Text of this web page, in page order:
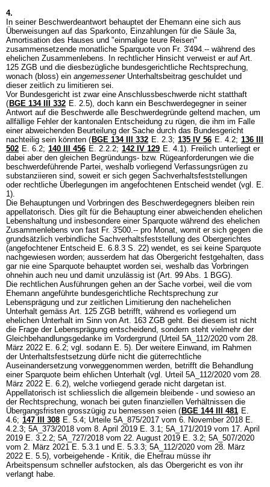
4.
In seiner Beschwerdeantwort behauptet der Ehemann eine sich aus
Überweisungen auf das Sparkonto, Einzahlungen für die Säule 3a,
Amortisation des Hauses und "einmalige teure Reisen"
zusammensetzende monatliche Sparquote von Fr. 3'494.-- während des
ehelichen Zusammenlebens. In rechtlicher Hinsicht verweist er auf Art.
125 ZGB und die diesbezügliche bundesgerichtliche Rechtsprechung,
wonach (bloss) ein angemessenerUnterhaltsbeitrag geschuldet und
dieser zeitlich zu limitieren sei.
Vor Bundesgericht ist zwar eine Anschlussbeschwerde nicht statthaft
( BGE 134 III 332 E. 2.5), doch kann ein Beschwerdegegner in seiner
Antwort auf die Beschwerde alle Beschwerdegründe geltend machen, um
allfällige Fehler der kantonalen Entscheidung zu rügen, die ihm im Falle
einer abweichenden Beurteilung der Sache durch das Bundesgericht
nachteilig sein könnten ( BGE 134 III 332 E. 2.3; 135 IV 56 E. 4.2; 136 III
502 E. 6.2; 140 III 456 E. 2.2.2; 142 IV 129 E. 4.1). Freilich unterliegt er
dabei aber den gleichen Begründungs- bzw. Rügeanforderungen wie die
beschwerdeführende Partei, weshalb vorliegend Verfassungsrügen zu
substanziieren sind, soweit er sich gegen Sachverhaltsfeststellungen
oder rechtliche Überlegungen im angefochtenen Entscheid wendet (vgl. E.
1).
Die Behauptungen und Vorbringen des Beschwerdegegners bleiben rein
appellatorisch. Dies gilt für die Behauptung einer abweichenden ehelichen
Lebenshaltung und insbesondere einer Sparquote während des ehelichen
Zusammenlebens von fast Fr. 3'500.-- pro Monat, womit er sich gegen die
grundsätzlich verbindliche Sachverhaltsfeststellung des Obergerichtes
(angefochtener Entscheid E. 6.8.3 S. 22) wendet, es sei keine Sparquote
nachgewiesen worden; ausserdem hat das Obergericht festgehalten, dass
gar nie eine Sparquote behauptet worden sei, weshalb das Vorbringen
ohnehin auch neu und damit unzulässig ist (Art. 99 Abs. 1 BGG).
Die rechtlichen Ausführungen gehen an der Sache vorbei, weil die vom
Ehemann angeführte bundesgerichtliche Rechtsprechung zur
Lebensprägung und zur zeitlichen Limitierung den nachehelichen
Unterhalt gemäss Art. 125 ZGB betrifft, während es vorliegend um
ehelichen Unterhalt im Sinn von Art. 163 ZGB geht. Bei diesem ist nicht
die Frage der Lebensprägung entscheidend, sondern steht vielmehr der
Gleichbehandlungsgedanke im Vordergrund (Urteil 5A_112/2020 vom 28.
März 2022 E. 6.2; vgl. sodann E. 5). Der weitere Einwand, im Rahmen
der Unterhaltsfestsetzung dürfe nicht die güterrechtliche
Auseinandersetzung vorweggenommen werden, betrifft die Behandlung
einer Sparquote beim ehlichen Unterhalt (vgl. Urteil 5A_112/2020 vom 28.
März 2022 E. 6.2), welche vorliegend gerade nicht dargetan ist.
Appellatorisch ist schliesslich die allgemein bleibende - und sowieso an
der Rechtsprechung, wonach bei guten finanziellen Verhältnissen die
Übergangsfristen grosszügig zu bemessen seien ( BGE 144 III 481 E.
4.6; 147 III 308 E. 5.4; Urteile 5A_875/2017 vom 6. November 2018 E.
4.2.3; 5A_373/2018 vom 8. April 2019 E. 3.1; 5A_171/2019 vom 17. April
2019 E. 3.2.2; 5A_727/2018 vom 22. August 2019 E. 3.2; 5A_507/2020
vom 2. März 2021 E. 5.3.1 und E. 5.3.3; 5A_112/2020 vom 28. März
2022 E. 5.5), vorbeigehende - Kritik, die Ehefrau müsse ihr
Arbeitspensum schneller aufstocken, als das Obergericht es von ihr
verlangt habe.